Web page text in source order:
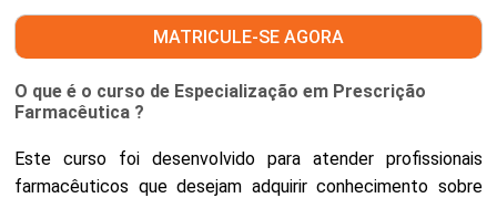
MATRICULE-SE AGORA
O que é o curso de Especialização em Prescrição
Farmacêutica ?
Este curso foi desenvolvido para atender profissionais
farmacêuticos que desejam adquirir conhecimento sobre